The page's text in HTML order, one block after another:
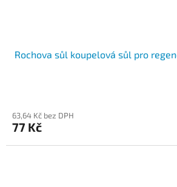
Rochova sůl koupelová sůl pro
63,64 Kč bez DPH
77 Kč